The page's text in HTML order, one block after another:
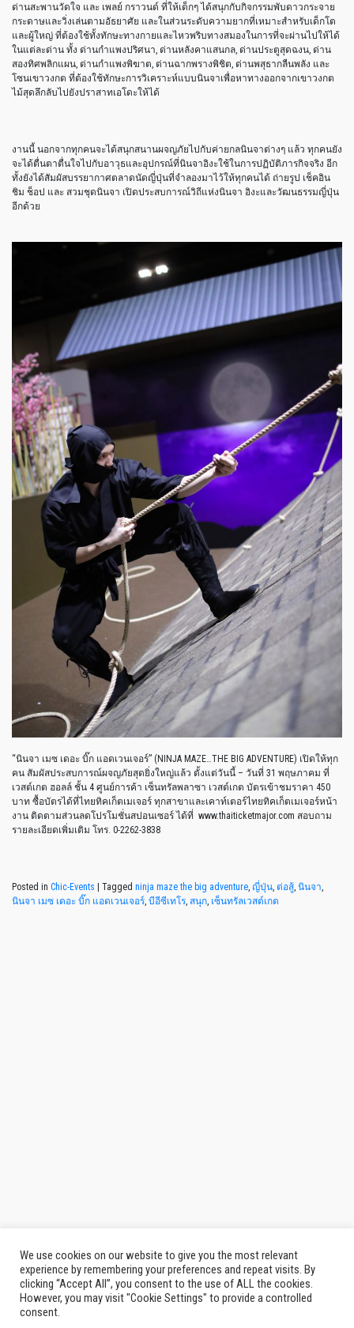
ด่านสะพานวัดใจ และ เพลย์ กราวนด์ ที่ให้เด็กๆ ได้สนุกกับกิจกรรมพับดาวกระจาย
กระดาษและวิ่งเล่นตามอัธยาศัย และในส่วนระดับความยากที่เหมาะสำหรับเด็กโต
และผู้ใหญ่ ที่ต้องใช้ทั้งทักษะทางกายและไหวพริบทางสมองในการที่จะผ่านไปให้ได้
ในแต่ละด่าน ทั้ง ด่านกำแพงปริศนา, ด่านหลังคาแสนกล, ด่านประตูสุดฉงน, ด่าน
สองทิศพลิกแผน, ด่านกำแพงพิฆาต, ด่านฉากพรางพิชิต, ด่านพสุธากลืนพลัง และ
โซนเขาวงกต ที่ต้องใช้ทักษะการวิเคราะห์แบบนินจาเพื่อหาทางออกจากเขาวงกต
ไม้สุดลึกลับไปยังปราสาทเอโดะให้ได้
งานนี้ นอกจากทุกคนจะได้สนุกสนานผจญภัยไปกับค่ายกลนินจาต่างๆ แล้ว ทุกคนยัง
จะได้ตื่นตาตื่นใจไปกับอาวุธและอุปกรณ์ที่นินจาอิงะใช้ในการปฏิบัติภารกิจจริง อีก
ทั้งยังได้สัมผัสบรรยากาศตลาดนัดญี่ปุ่นที่จำลองมาไว้ให้ทุกคนได้ ถ่ายรูป เช็คอิน
ชิม ช็อป และ สวมชุดนินจา เปิดประสบการณ์วิถีแห่งนินจา อิงะและวัฒนธรรมญี่ปุ่น
อีกด้วย
“นินจา เมซ เดอะ บิ๊ก แอดเวนเจอร์” (NINJA MAZE…THE BIG ADVENTURE) เปิดให้ทุก
คน สัมผัสประสบการณ์ผจญภัยสุดยิ่งใหญ่แล้ว ตั้งแต่วันนี้ – วันที่ 31 พฤษภาคม ที่
เวสต์เกต ฮอลล์ ชั้น 4 ศูนย์การค้า เซ็นทรัลพลาซา เวสต์เกต บัตรเข้าชมราคา 450
บาท ซื้อบัตรได้ที่ไทยทิคเก็ตเมเจอร์ ทุกสาขาและเคาท์เตอร์ไทยทิคเก็ตเมเจอร์หน้า
งาน ติดตามส่วนลดโปรโมชั่นสปอนเซอร์ ได้ที่ www.thaiticketmajor.com สอบถาม
รายละเอียดเพิ่มเติม โทร. 0-2262-3838
Posted in Chic-Events Tagged ninja maze the big adventure, ญี่ปุ่น, ต่อสู้, นินจา,
นินจา เมซ เดอะ บิ๊ก แอดเวนเจอร์, บีอีซีเทโร, สนุก, เซ็นทรัลเวสต์เกต
We use cookies on our website to give you the most relevant
experience by remembering your preferences and repeat visits. By
clicking “Accept All”, you consent to the use of ALL the cookies.
However, you may visit "Cookie Settings" to provide a controlled
consent.